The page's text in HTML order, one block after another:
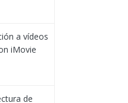
a vídeos
iMovie
de